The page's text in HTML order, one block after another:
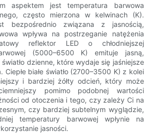
aspektem jest temperatura barwowa
często mierzona w kelwinach (K).
bezpośrednio związana z jasnością,
wpływa na postrzeganie natężenia
reflektor LED o chłodniejszej
(5000–6500 K) emituje jasną,
dzienne, które wydaje się jaśniejsze
białe światło (2700–3500 K) z kolei
i bardziej żółty odcień, który może
pomimo podobnej wartości
od otoczenia i tego, czy zależy Ci na
czy bardziej subtelnym wyglądzie,
temperatury barwowej wpłynie na
jasności.